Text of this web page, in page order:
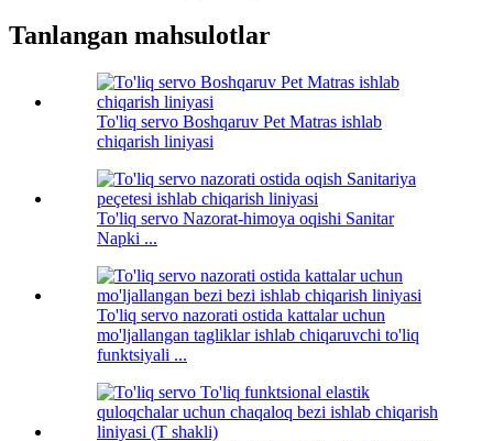
Tanlangan mahsulotlar
To'liq servo Boshqaruv Pet Matras ishlab
chiqarish liniyasi
To'liq servo Nazorat-himoya oqishi Sanitar
Napki ...
To'liq servo nazorati ostida kattalar uchun
mo'ljallangan tagliklar ishlab chiqaruvchi to'liq
funktsiyali ...